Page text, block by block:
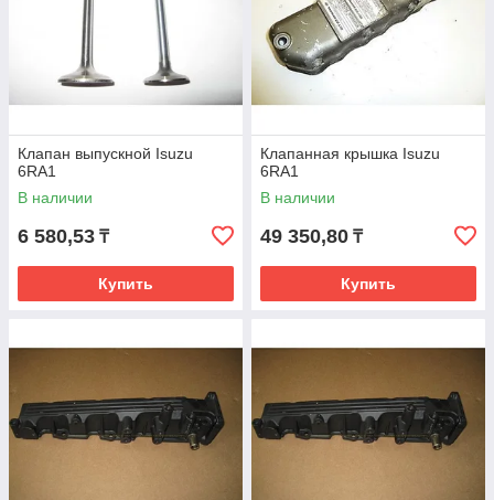
Клапан выпускной Isuzu
6RA1
В наличии
6 580,53 ₸
Купить
Клапанная крышка Isuzu
6RA1
В наличии
49 350,80 ₸
Купить